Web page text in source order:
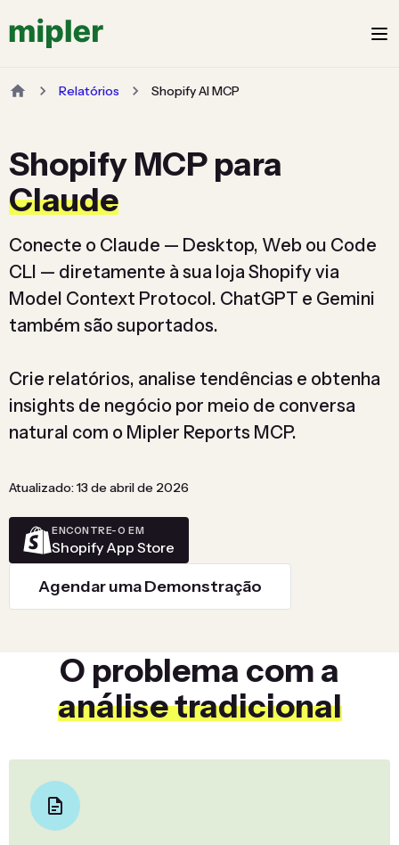
Relatórios Shopify AI MCP
Shopify MCP para
Claude
Conecte o Claude — Desktop, Web ou Code
CLI — diretamente à sua loja Shopify via
Model Context Protocol. ChatGPT e Gemini
também são suportados.
Crie relatórios, analise tendências e obtenha
insights de negócio por meio de conversa
natural com o Mipler Reports MCP.
Atualizado: 13 de abril de 2026
ENCONTRE-O EM
Shopify App Store
Agendar uma Demonstração
O problema com a
análise tradicional